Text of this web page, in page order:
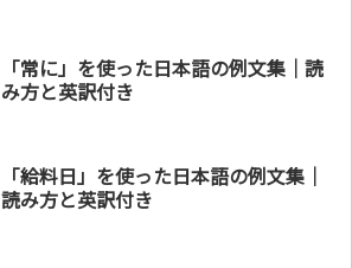
「常に」を使った日本語の例文集｜読
み方と英訳付き
「給料日」を使った日本語の例文集｜
読み方と英訳付き